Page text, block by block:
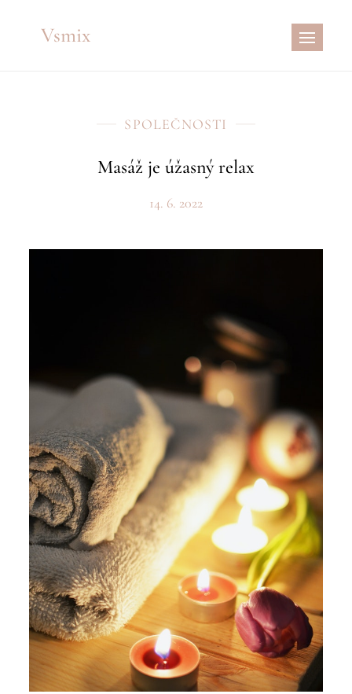
Vsmix
SPOLEČNOSTI
Masáž je úžasný relax
14. 6. 2022